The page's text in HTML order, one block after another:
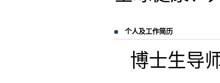
个人及工作简历
博士生导